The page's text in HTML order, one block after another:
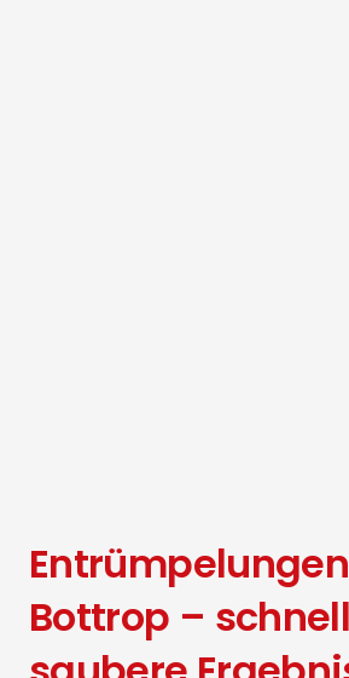
Bottrop –